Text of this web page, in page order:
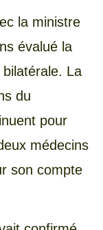
la ministre
évalué la
La
du
pour
médecins
son compte